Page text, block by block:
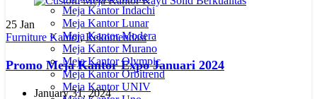
Meja Kantor Indachi
Meja Kantor Lunar
Meja Kantor Modera
Meja Kantor Murano
Meja Kantor Olympic
Meja Kantor Orbitrend
Meja Kantor UNIV
25 Jan
Furniture Kantor,Rekomendasi
Promo Meja Kantor Expo Januari 2024
January 31, 2024